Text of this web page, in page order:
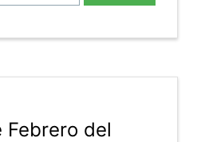
Febrero del